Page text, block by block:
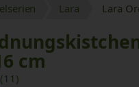
Lara Lara
cm
(11)